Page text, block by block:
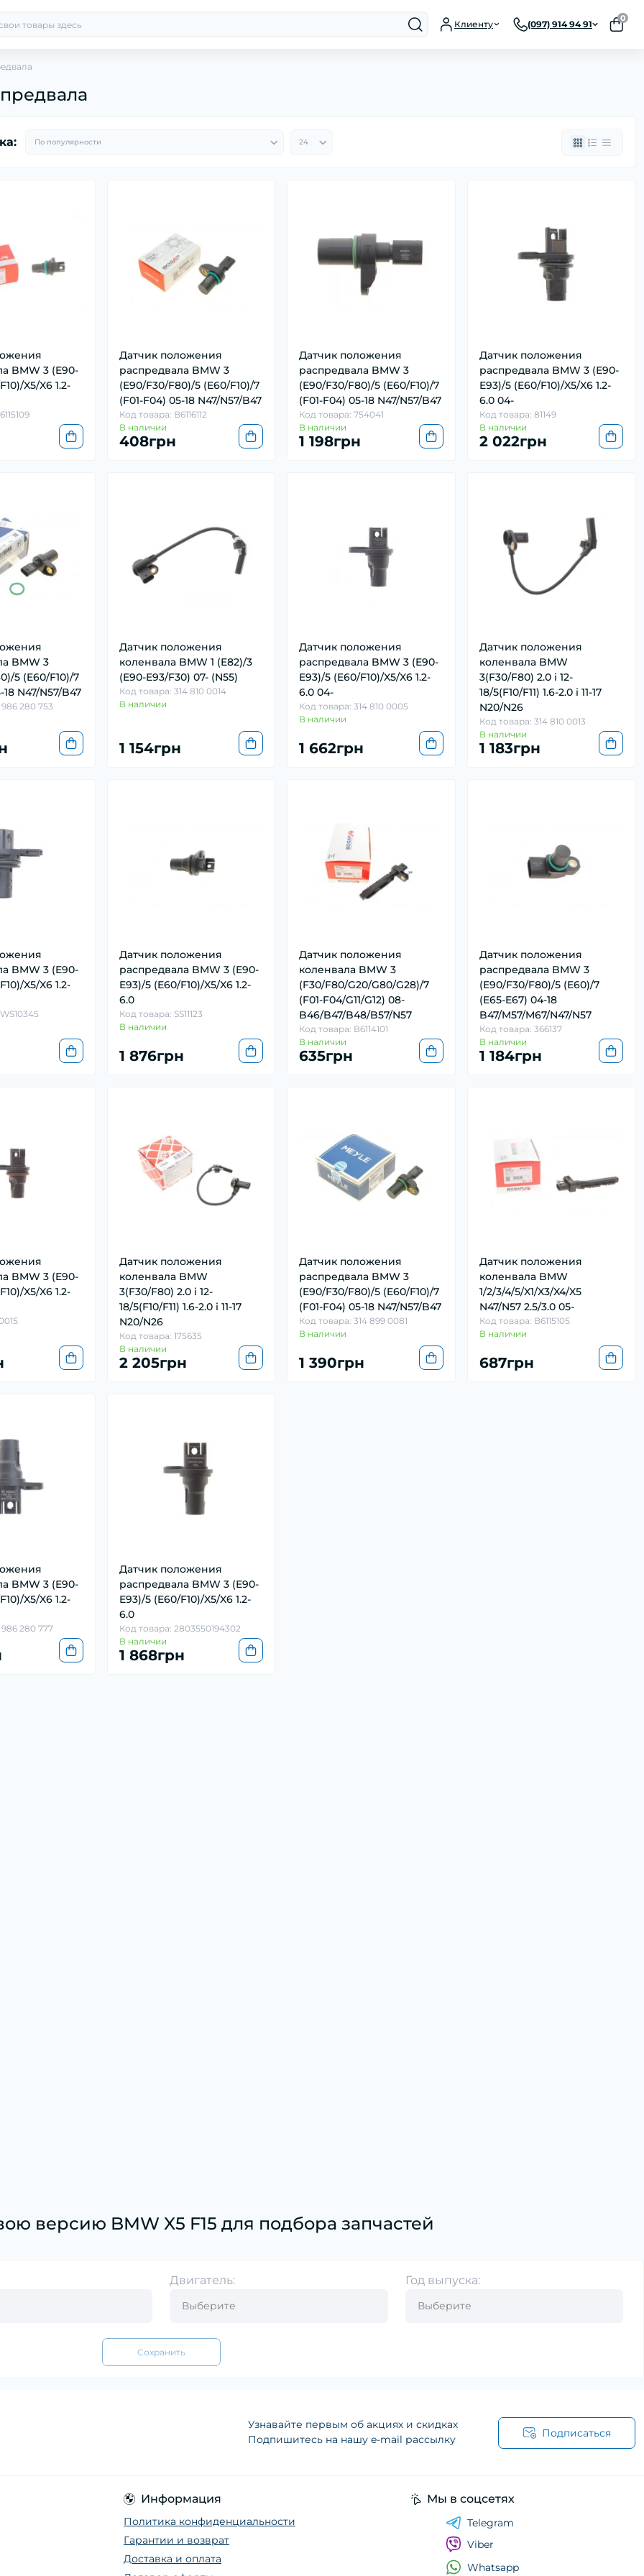
Клиенту (097) 914 94 91
0
BMW 3 (E90-
X5/X6 1.2-
Датчик положения
распредвала BMW 3
(E90/F30/F80)/5 (E60/F10)/7
(F01-F04) 05-18 N47/N57/B47
Код товара: B6116112
В наличии
408грн
Датчик положения
распредвала BMW 3
(E90/F30/F80)/5 (E60/F10)/7
(F01-F04) 05-18 N47/N57/B47
Код товара: 754041
В наличии
1 198грн
Датчик положения
распредвала BMW 3 (E90-
E93)/5 (E60/F10)/X5/X6 1.2-
6.0 04-
Код товара: 81149
В наличии
2 022грн
BMW 3
5 (E60/F10)/7
18 N47/N57/B47
280 753
Датчик положения
коленвала BMW 1 (E82)/3
(E90-E93/F30) 07- (N55)
Код товара: 314 810 0014
В наличии
1 154грн
Датчик положения
распредвала BMW 3 (E90-
E93)/5 (E60/F10)/X5/X6 1.2-
6.0 04-
Код товара: 314 810 0005
В наличии
1 662грн
Датчик положения
коленвала BMW
3(F30/F80) 2.0 i 12-
18/5(F10/F11) 1.6-2.0 i 11-17
N20/N26
Код товара: 314 810 0013
В наличии
1 183грн
BMW 3 (E90-
X5/X6 1.2-
Датчик положения
распредвала BMW 3 (E90-
E93)/5 (E60/F10)/X5/X6 1.2-
6.0
Код товара: SS11123
В наличии
1 876грн
Датчик положения
коленвала BMW 3
(F30/F80/G20/G80/G28)/7
(F01-F04/G11/G12) 08-
B46/B47/B48/B57/N57
Код товара: B6114101
В наличии
635грн
Датчик положения
распредвала BMW 3
(E90/F30/F80)/5 (E60)/7
(E65-E67) 04-18
B47/M57/M67/N47/N57
Код товара: 366137
В наличии
1 184грн
BMW 3 (E90-
X5/X6 1.2-
Датчик положения
коленвала BMW
3(F30/F80) 2.0 i 12-
18/5(F10/F11) 1.6-2.0 i 11-17
N20/N26
Код товара: 175635
В наличии
2 205грн
Датчик положения
распредвала BMW 3
(E90/F30/F80)/5 (E60/F10)/7
(F01-F04) 05-18 N47/N57/B47
Код товара: 314 899 0081
В наличии
1 390грн
Датчик положения
коленвала BMW
1/2/3/4/5/X1/X3/X4/X5
N47/N57 2.5/3.0 05-
Код товара: B6115105
В наличии
687грн
BMW 3 (E90-
X5/X6 1.2-
280 777
Датчик положения
распредвала BMW 3 (E90-
E93)/5 (E60/F10)/X5/X6 1.2-
6.0
Код товара: 2803550194302
В наличии
1 868грн
версию BMW X5 F15 для подбора запчастей
Двигатель: Год выпуска:
Сохранить
Узнавайте первым об акциях и скидках
Подпишитесь на нашу e-mail рассылку
Подписаться
Информация
Политика конфиденциальности
Гарантии и возврат
Доставка и оплата
Мы в соцсетях
Telegram
Viber
Whatsapp